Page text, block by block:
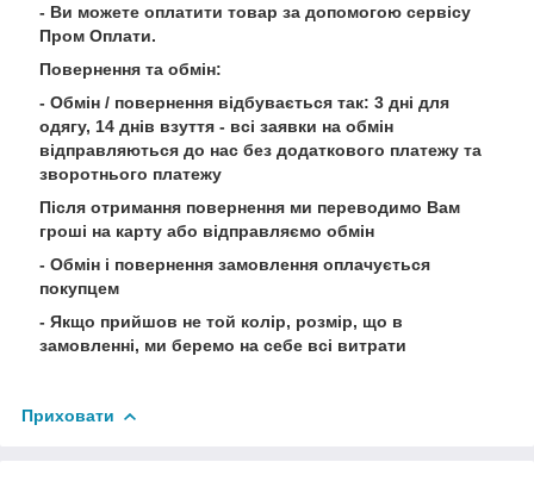
- Ви можете оплатити товар за допомогою сервісу
Пром Оплати.
Повернення та обмін:
- Обмін / повернення відбувається так: 3 дні для
одягу, 14 днів взуття - всі заявки на обмін
відправляються до нас без додаткового платежу та
зворотнього платежу
Після отримання повернення ми переводимо Вам
гроші на карту або відправляємо обмін
- Обмін і повернення замовлення оплачується
покупцем
- Якщо прийшов не той колір, розмір, що в
замовленні, ми беремо на себе всі витрати
Приховати